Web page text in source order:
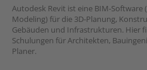
Autodesk Revit ist eine BIM-
Modeling) für die 3D-Planung,
Gebäuden und Infrastrukturen. Hier
Schulungen für Architekten,
Planer.